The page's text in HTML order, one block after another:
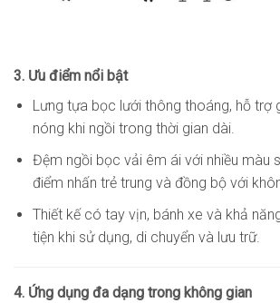
3. Ưu điểm nổi bật
Lưng tựa bọc lưới thông thoáng, hỗ trợ
nóng khi ngồi trong thời gian dài.
Đệm ngồi bọc vải êm ái với nhiều màu
điểm nhấn trẻ trung và đồng bộ với
Thiết kế có tay vịn, bánh xe và khả
tiện khi sử dụng, di chuyển và lưu trữ.
4. Ứng dụng đa dạng trong không gian